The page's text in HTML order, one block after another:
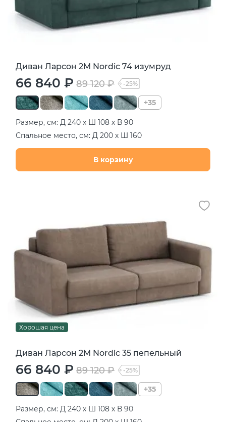
Диван Ларсон 2М Nordic 74 изумруд
66 840 ₽ 89 120 ₽ -25%
+35
Размер, см: Д 240 х Ш 108 х В 90
Спальное место, см: Д 200 х Ш 160
В корзину
Хорошая цена
Диван Ларсон 2М Nordic 35 пепельный
66 840 ₽ 89 120 ₽ -25%
+35
Размер, см: Д 240 х Ш 108 х В 90